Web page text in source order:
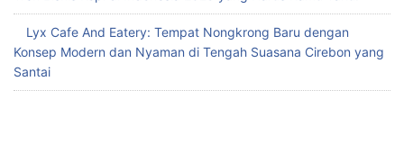
Lyx Cafe And Eatery: Tempat Nongkrong Baru dengan
Konsep Modern dan Nyaman di Tengah Suasana Cirebon yang
Santai